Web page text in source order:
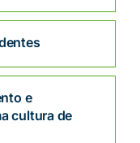
e
cultura de